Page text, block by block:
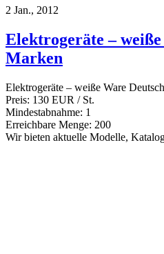
2 Jan., 2012
Elektrogeräte –
Marken
Elektrogeräte – weiße Ware
Preis: 130 EUR / St.
Mindestabnahme: 1
Erreichbare Menge: 200
Wir bieten aktuelle Modelle,